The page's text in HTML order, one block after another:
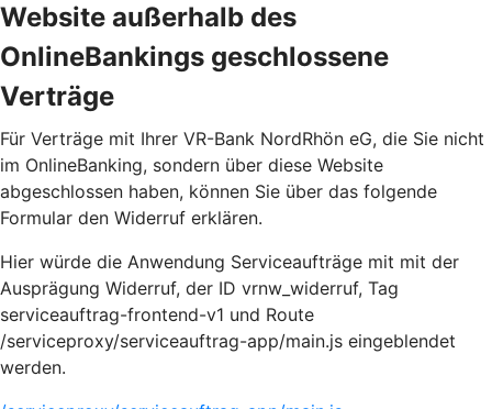
Website außerhalb des
OnlineBankings geschlossene
Verträge
Für Verträge mit Ihrer VR-Bank NordRhön eG, die Sie nicht
im OnlineBanking, sondern über diese Website
abgeschlossen haben, können Sie über das folgende
Formular den Widerruf erklären.
Hier würde die Anwendung Serviceaufträge mit mit der
Ausprägung Widerruf, der ID vrnw_widerruf, Tag
serviceauftrag-frontend-v1 und Route
/serviceproxy/serviceauftrag-app/main.js eingeblendet
werden.